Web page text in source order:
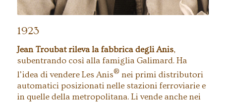
1923
Jean Troubat rileva la fabbrica degli Anis,
subentrando così alla famiglia Galimard. Ha
l’idea di vendere Les Anis® nei primi distributori
automatici posizionati nelle stazioni ferroviarie e
in quelle della metropolitana. Li vende anche nei